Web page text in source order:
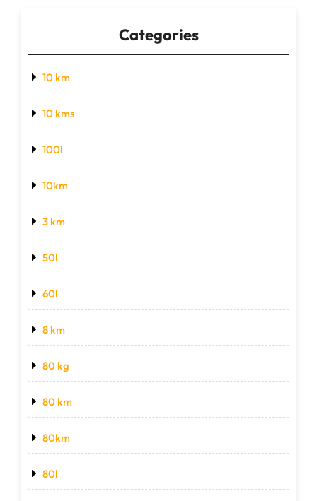
Categories
10 km
10 kms
100l
10km
3 km
50l
60l
8 km
80 kg
80 km
80km
80l